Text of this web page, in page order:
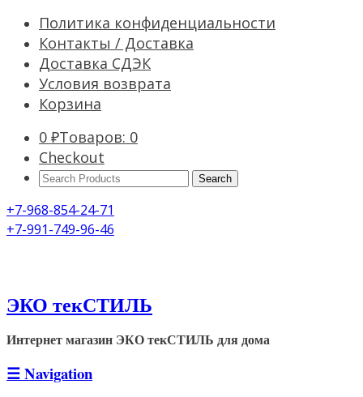
Политика конфиденциальности
Контакты / Доставка
Доставка СДЭК
Условия возврата
Корзина
0 ₽Товаров: 0
Checkout
Search
+7-968-854-24-71
+7-991-749-96-46
ЭКО текСТИЛЬ
Интернет магазин ЭКО текСТИЛЬ для дома
☰Navigation